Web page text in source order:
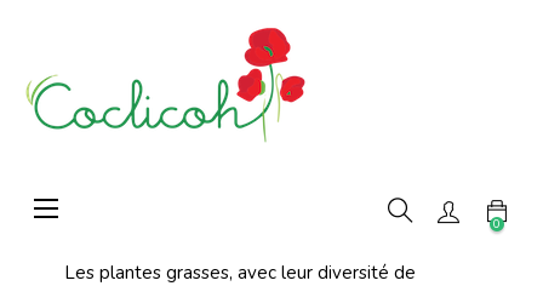
Basculer
la
☰
0
Les plantes grasses, avec leur diversité de